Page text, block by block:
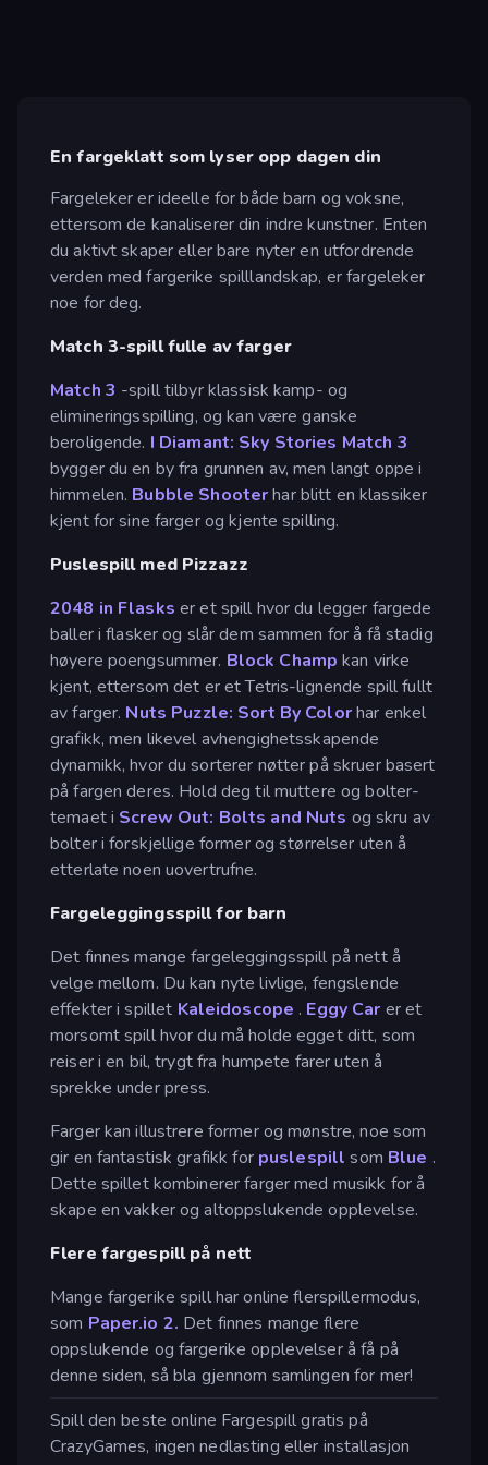
En fargeklatt som lyser opp dagen din
Fargeleker er ideelle for både barn og voksne,
ettersom de kanaliserer din indre kunstner. Enten
du aktivt skaper eller bare nyter en utfordrende
verden med fargerike spilllandskap, er fargeleker
noe for deg.
Match 3-spill fulle av farger
Match 3 -spill tilbyr klassisk kamp- og
elimineringsspilling, og kan være ganske
beroligende. I Diamant: Sky Stories Match 3
bygger du en by fra grunnen av, men langt oppe i
himmelen. Bubble Shooterhar blitt en klassiker
kjent for sine farger og kjente spilling.
Puslespill med Pizzazz
2048 in Flasks er et spill hvor du legger fargede
baller i flasker og slår dem sammen for å få stadig
høyere poengsummer. Block Champ kan virke
kjent, ettersom det er et Tetris-lignende spill fullt
av farger. Nuts Puzzle: Sort By Colorhar enkel
grafikk, men likevel avhengighetsskapende
dynamikk, hvor du sorterer nøtter på skruer basert
på fargen deres. Hold deg til muttere og bolter-
temaet i Screw Out: Bolts and Nuts og skru av
bolter i forskjellige former og størrelser uten å
etterlate noen uovertrufne.
Fargeleggingsspill for barn
Det finnes mange fargeleggingsspill på nett å
velge mellom. Du kan nyte livlige, fengslende
effekter i spillet Kaleidoscope . Eggy Car er et
morsomt spill hvor du må holde egget ditt, som
reiser i en bil, trygt fra humpete farer uten å
sprekke under press.
Farger kan illustrere former og mønstre, noe som
gir en fantastisk grafikk for puslespill som Blue .
Dette spillet kombinerer farger med musikk for å
skape en vakker og altoppslukende opplevelse.
Flere fargespill på nett
Mange fargerike spill har online flerspillermodus,
som Paper.io 2. Det finnes mange flere
oppslukende og fargerike opplevelser å få på
denne siden, så bla gjennom samlingen for mer!
Spill den beste online Fargespill gratis på
CrazyGames, ingen nedlasting eller installasjon